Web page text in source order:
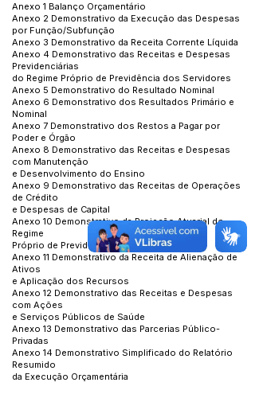
Anexo 1 Balanço Orçamentário
Anexo 2 Demonstrativo da Execução das Despesas
por Função/Subfunção
Anexo 3 Demonstrativo da Receita Corrente Líquida
Anexo 4 Demonstrativo das Receitas e Despesas
Previdenciárias
do Regime Próprio de Previdência dos Servidores
Anexo 5 Demonstrativo do Resultado Nominal
Anexo 6 Demonstrativo dos Resultados Primário e
Nominal
Anexo 7 Demonstrativo dos Restos a Pagar por
Poder e Órgão
Anexo 8 Demonstrativo das Receitas e Despesas
com Manutenção
e Desenvolvimento do Ensino
Anexo 9 Demonstrativo das Receitas de Operações
de Crédito
e Despesas de Capital
Anexo 10 Demonstrativo da Projeção Atuarial do
Regime
Próprio de Previdência dos Servidores
Anexo 11 Demonstrativo da Receita de Alienação de
Ativos
e Aplicação dos Recursos
Anexo 12 Demonstrativo das Receitas e Despesas
com Ações
e Serviços Públicos de Saúde
Anexo 13 Demonstrativo das Parcerias Público-
Privadas
Anexo 14 Demonstrativo Simplificado do Relatório
Resumido
da Execução Orçamentária